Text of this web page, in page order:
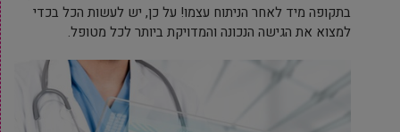
בתקופה מיד לאחר הניתוח עצמו! על כן, יש לעשות הכל בכדי
למצוא את הגישה הנכונה והמדויקת ביותר לכל מטופל.